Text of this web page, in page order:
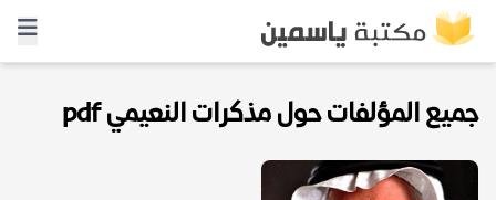
جميع المؤلفات حول مذكرات النعيمي pdf